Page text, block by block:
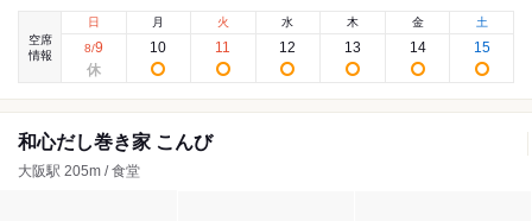
空席
情報
日
8/9
月
10
火
11
水
12
木
13
金
14
土
15
和心だし巻き家 こんび
大阪駅 205m / 食堂